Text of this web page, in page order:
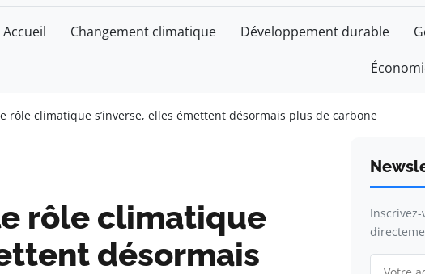
Accueil Changement climatique Développement durable
rôle climatique s’inverse, elles émettent désormais plus de carbone
rôle climatique
désormais